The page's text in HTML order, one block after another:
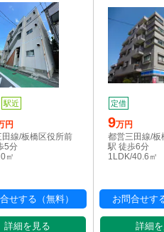
駅近
円
田線/板橋区役所前
5分
㎡
せする（無料）
詳細を見る
定借
9万円
都営三田線/板
駅 徒歩6分
1LDK/40.6㎡
お問合せす
詳細